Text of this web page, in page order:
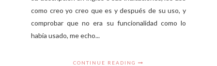
como creo yo creo que es y después de su uso, y
comprobar que no era su funcionalidad como lo
había usado, me echo...
CONTINUE READING